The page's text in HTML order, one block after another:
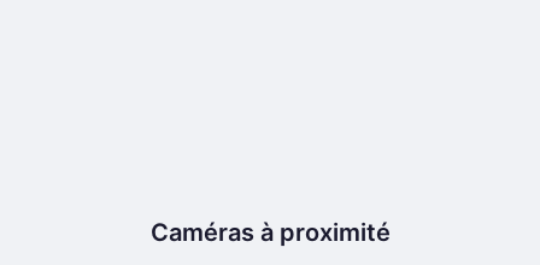
Caméras à proximité